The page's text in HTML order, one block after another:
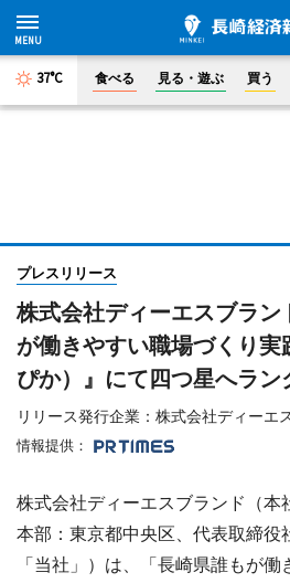
37°C 食べる 見る・遊ぶ 買う
プレスリリース
株式会社ディーエスブラン
が働きやすい職場づくり
ぴか）』にて四つ星へラン
リリース発行企業：株式会社ディーエ
情報提供：
株式会社ディーエスブランド（本
本部：東京都中央区、代表取締役
「当社」）は、「長崎県誰もが